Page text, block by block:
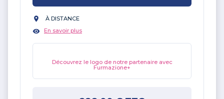
À DISTANCE
En savoir plus
Découvrez le logo de notre partenaire avec
Furmazione+